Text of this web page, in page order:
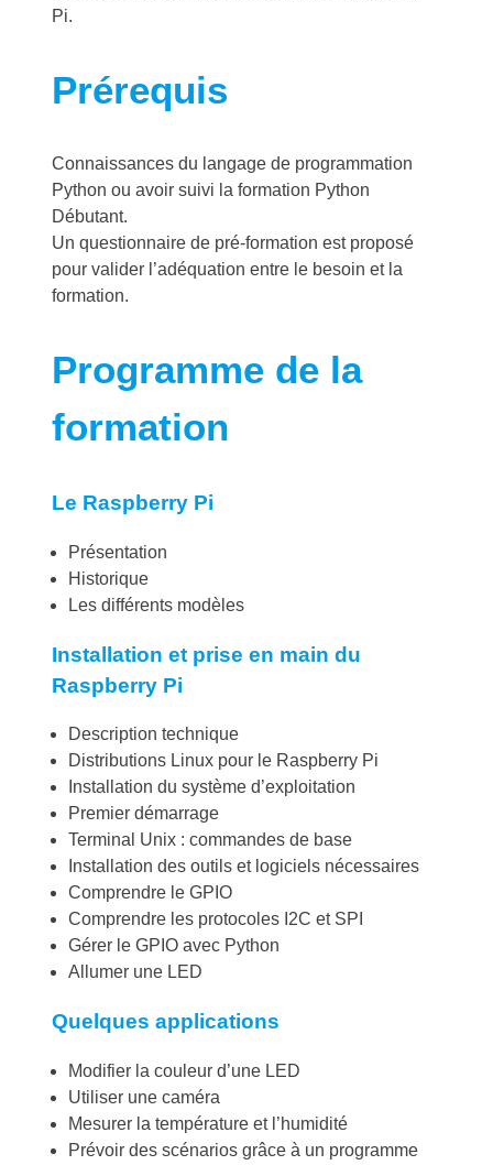
Pi.
Prérequis
Connaissances du langage de programmation
Python ou avoir suivi la formation Python
Débutant.
Un questionnaire de pré-formation est proposé
pour valider l’adéquation entre le besoin et la
formation.
Programme de la
formation
Le Raspberry Pi
Présentation
Historique
Les différents modèles
Installation et prise en main du
Raspberry Pi
Description technique
Distributions Linux pour le Raspberry Pi
Installation du système d’exploitation
Premier démarrage
Terminal Unix : commandes de base
Installation des outils et logiciels nécessaires
Comprendre le GPIO
Comprendre les protocoles I2C et SPI
Gérer le GPIO avec Python
Allumer une LED
Quelques applications
Modifier la couleur d’une LED
Utiliser une caméra
Mesurer la température et l’humidité
Prévoir des scénarios grâce à un programme